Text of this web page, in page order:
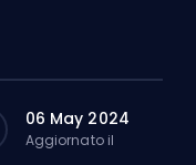
06 May 2024
Aggiornato il